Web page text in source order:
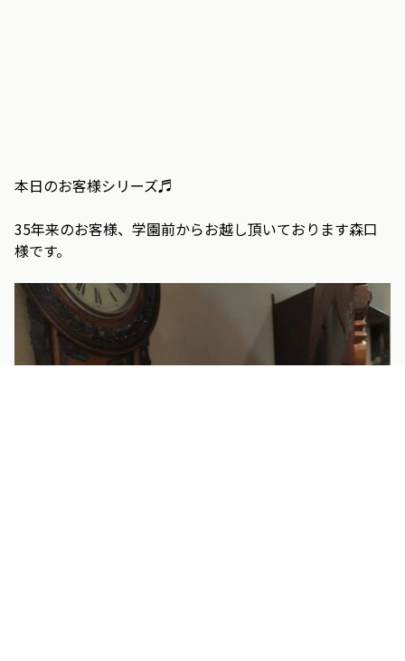
本日のお客様シリーズ♬
35年来のお客様、学園前からお越し頂いております森口
様です。